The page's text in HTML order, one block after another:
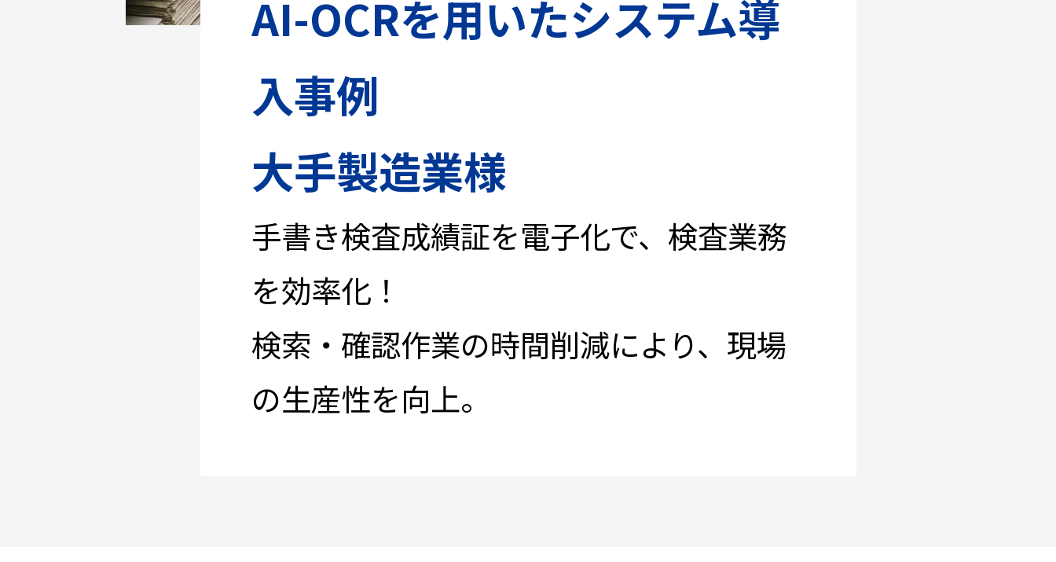
AI-OCRを用いたシステム導
入事例
大手製造業様
手書き検査成績証を電子化で、検査業務
を効率化！
検索・確認作業の時間削減により、現場
の生産性を向上。